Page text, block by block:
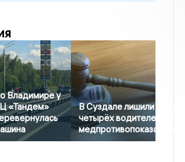
Владимире у
«Тандем»
В Суздале лишили прав
четырёх водителей с
медпротивопоказаниями